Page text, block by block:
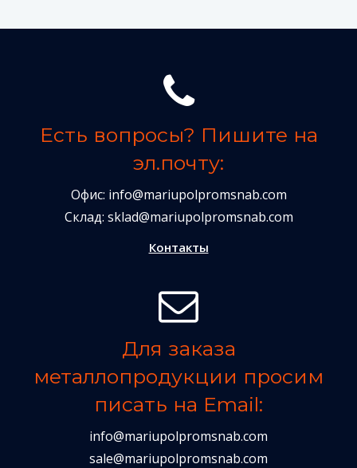
Есть вопросы? Пишите на
эл.почту:
Офис: info@mariupolpromsnab.com
Склад: sklad@mariupolpromsnab.com
Контакты
Для заказа
металлопродукции просим
писать на Email:
info@mariupolpromsnab.com
sale@mariupolpromsnab.com